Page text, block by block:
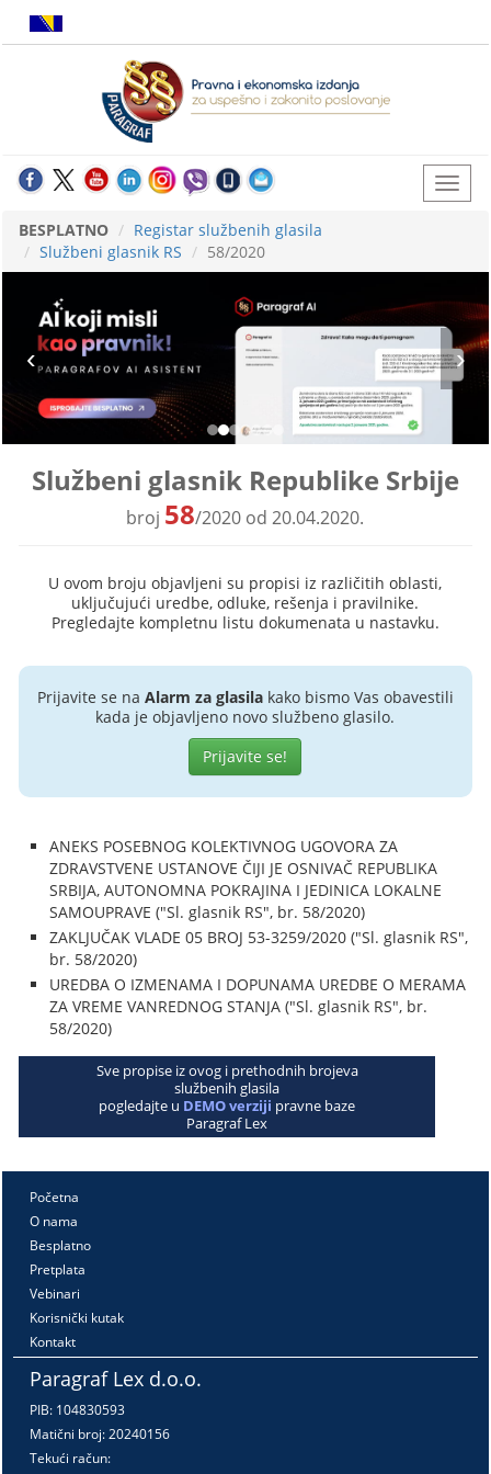
BESPLATNO
Registar službenih glasila
Službeni glasnik RS
58/2020
Službeni glasnik Republike Srbije
broj 58/2020 od 20.04.2020.
U ovom broju objavljeni su propisi iz različitih oblasti,
uključujući uredbe, odluke, rešenja i pravilnike.
Pregledajte kompletnu listu dokumenata u nastavku.
Prijavite se na Alarm za glasilakako bismo Vas obavestili
kada je objavljeno novo službeno glasilo.
Prijavite se!
ANEKS POSEBNOG KOLEKTIVNOG UGOVORA ZA
ZDRAVSTVENE USTANOVE ČIJI JE OSNIVAČ REPUBLIKA
SRBIJA, AUTONOMNA POKRAJINA I JEDINICA LOKALNE
SAMOUPRAVE ("Sl. glasnik RS", br. 58/2020)
ZAKLJUČAK VLADE 05 BROJ 53-3259/2020 ("Sl. glasnik RS",
br. 58/2020)
UREDBA O IZMENAMA I DOPUNAMA UREDBE O MERAMA
ZA VREME VANREDNOG STANJA ("Sl. glasnik RS", br.
58/2020)
Sve propise iz ovog i prethodnih brojeva
službenih glasila
pogledajte u DEMO verziji pravne baze
Paragraf Lex
Početna
O nama
Besplatno
Pretplata
Vebinari
Korisnički kutak
Kontakt
Paragraf Lex d.o.o.
PIB: 104830593
Matični broj: 20240156
Tekući račun: